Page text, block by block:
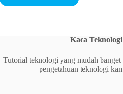
Kaca Teknologi
Tutorial teknologi yang mudah banget
pengetahuan teknologi